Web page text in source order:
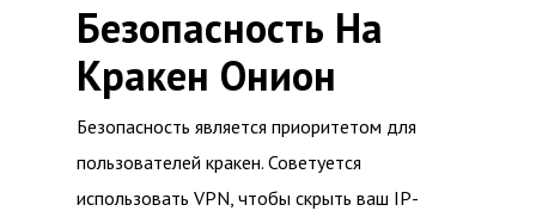
Безопасность На
Кракен Онион
Безопасность является приоритетом для
пользователей кракен. Советуется
использовать VPN, чтобы скрыть ваш IP-